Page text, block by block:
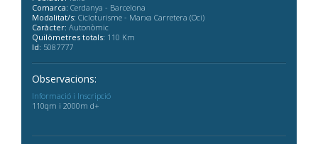
Comarca: Cerdanya - Barcelona
Modalitat/s: Cicloturisme - Marxa Carretera (Oci)
Caràcter: Autonòmic
Quilòmetres totals: 110 Km
Id: 5087777
Observacions:
Informació i Inscripció
110qm i 2000m d+